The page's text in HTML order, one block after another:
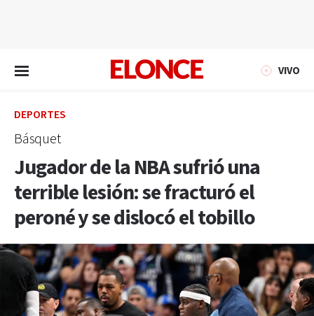
VIVO
DEPORTES
Básquet
Jugador de la NBA sufrió una
terrible lesión: se fracturó el
peroné y se dislocó el tobillo